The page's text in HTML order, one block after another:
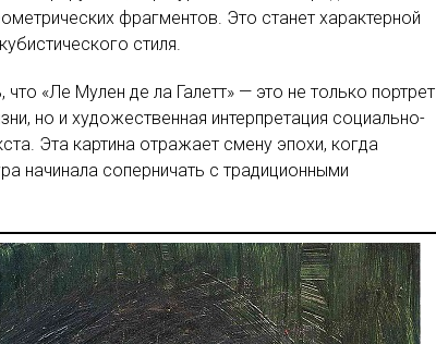
фрагментов. Это станет характерной
стиля.
что «Ле Мулен де ла Галетт» — это не только портрет
но и художественная интерпретация социально-
Эта картина отражает смену эпохи, когда
начинала соперничать с традиционными